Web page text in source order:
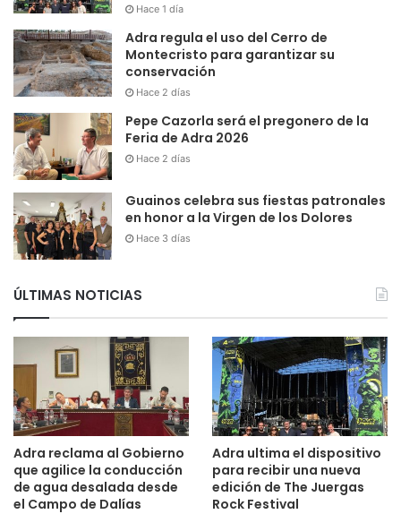
Hace 1 día
Adra regula el uso del Cerro de
Montecristo para garantizar su
conservación
Hace 2 días
Pepe Cazorla será el pregonero de la
Feria de Adra 2026
Hace 2 días
Guainos celebra sus fiestas patronales
en honor a la Virgen de los Dolores
Hace 3 días
ÚLTIMAS NOTICIAS
Adra reclama al Gobierno
que agilice la conducción
de agua desalada desde
el Campo de Dalías
Adra ultima el dispositivo
para recibir una nueva
edición de The Juergas
Rock Festival